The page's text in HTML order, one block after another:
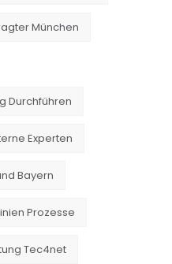
München
Durchführen
Experten
Bayern
Prozesse
Tec4net